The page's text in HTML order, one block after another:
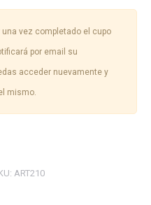
vez completado el cupo
por email su
acceder nuevamente y
mismo.
ART210